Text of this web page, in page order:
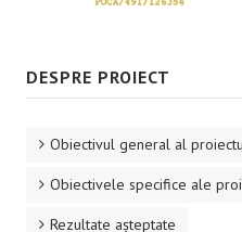
DESPRE PROIECT
Obiectivul general al
Obiectivele specifice ale
Rezultate aşteptate